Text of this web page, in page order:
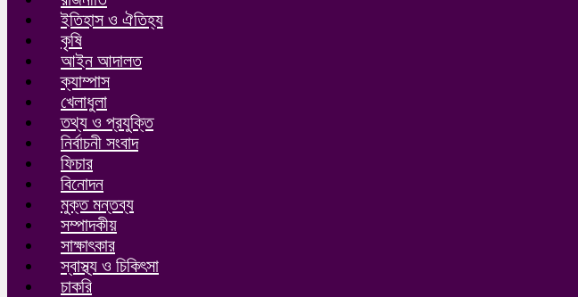
ইতিহাস ও ঐতিহ্য
কৃষি
আইন আদালত
ক্যাম্পাস
খেলাধুলা
তথ্য ও প্রযুক্তি
নির্বাচনী সংবাদ
ফিচার
বিনোদন
মুক্ত মন্তব্য
সম্পাদকীয়
সাক্ষাৎকার
স্বাস্থ্য ও চিকিৎসা
চাকরি